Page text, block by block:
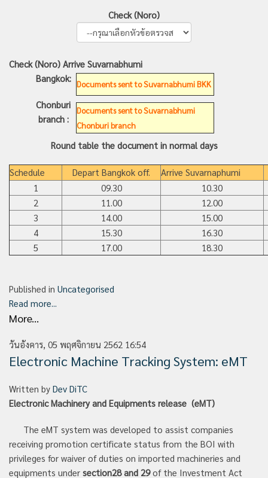
Check (Noro)
Check (Noro) Arrive Suvarnabhumi
Bangkok:
Documents sent to Suvarnabhumi BKK
Chonburi
branch :
Documents sent to Suvarnabhumi
Chonburi branch
Round table the document in normal days
Schedule Depart Bangkok off.
Arrive Suvarnaphumi
1
09.30
10.30
2
11.00
12.00
3
14.00
15.00
4
15.30
16.30
5
17.00 18.30
Published in Uncategorised
Read more...
More...
วันอังคาร, 05 พฤศจิกายน 2562 16:54
Electronic Machine Tracking System: eMT
Written by Dev DiTC
Electronic Machinery and Equipments release (eMT)
The eMT system was developed to assist companies
receiving promotion certificate status from the BOI with
privileges for waiver of duties on imported machineries and
equipments under section28and 29of the Investment Act